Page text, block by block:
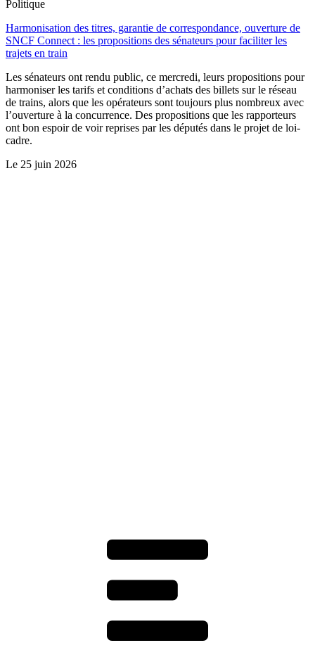
Politique
Harmonisation des titres, garantie de correspondance, ouverture de
SNCF Connect : les propositions des sénateurs pour faciliter les
trajets en train
Les sénateurs ont rendu public, ce mercredi, leurs propositions pour
harmoniser les tarifs et conditions d’achats des billets sur le réseau
de trains, alors que les opérateurs sont toujours plus nombreux avec
l’ouverture à la concurrence. Des propositions que les rapporteurs
ont bon espoir de voir reprises par les députés dans le projet de loi-
cadre.
Le 25 juin 2026